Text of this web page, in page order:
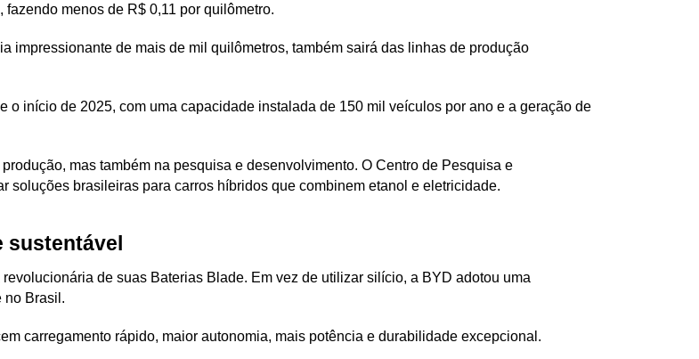
menos de R$ 0,11 por quilômetro.
impressionante de mais de mil quilômetros, também sairá das linhas de produção
o início de 2025, com uma capacidade instalada de 150 mil veículos por ano e a geração de
mas também na pesquisa e desenvolvimento. O Centro de Pesquisa e
soluções brasileiras para carros híbridos que combinem etanol e eletricidade.
sustentável
de suas Baterias Blade. Em vez de utilizar silício, a BYD adotou uma
no Brasil.
carregamento rápido, maior autonomia, mais potência e durabilidade excepcional.